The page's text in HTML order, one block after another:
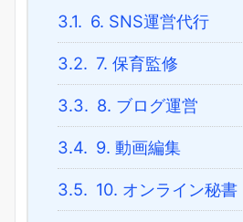
3.1. 6. SNS運営代行
3.2. 7. 保育監修
3.3. 8. ブログ運営
3.4. 9. 動画編集
3.5. 10. オンライン秘書